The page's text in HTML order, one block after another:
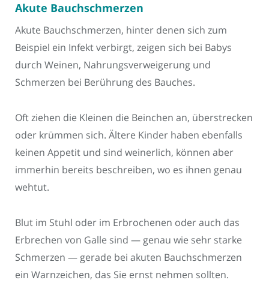
Akute Bauchschmerzen
Akute Bauchschmerzen, hinter denen sich zum
Beispiel ein Infekt verbirgt, zeigen sich bei Babys
durch Weinen, Nahrungsverweigerung und
Schmerzen bei Berührung des Bauches.
Oft ziehen die Kleinen die Beinchen an, überstrecken
oder krümmen sich. Ältere Kinder haben ebenfalls
keinen Appetit und sind weinerlich, können aber
immerhin bereits beschreiben, wo es ihnen genau
wehtut.
Blut im Stuhl oder im Erbrochenen oder auch das
Erbrechen von Galle sind — genau wie sehr starke
Schmerzen — gerade bei akuten Bauchschmerzen
ein Warnzeichen, das Sie ernst nehmen sollten.